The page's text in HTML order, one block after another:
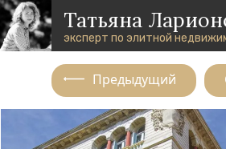
Перейти к основному содержанию
Skip to footer content
Татьяна
эксперт по элитной
Предыдущий